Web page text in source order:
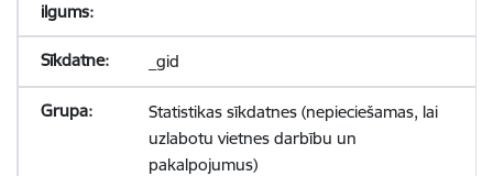
_gid
Statistikas sīkdatnes (nepieciešamas, lai
uzlabotu vietnes darbību un
pakalpojumus)